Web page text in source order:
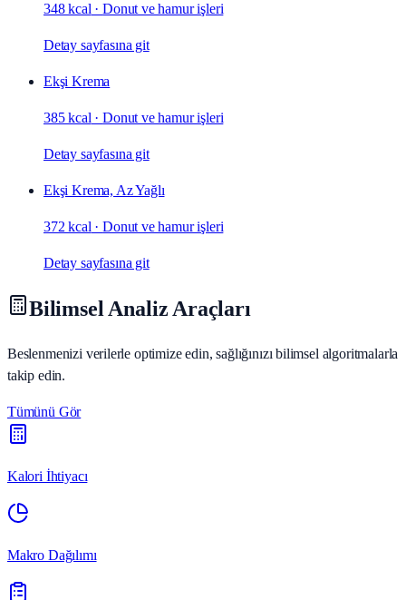
348 kcal ·Donut ve hamur işleri
Detay sayfasına git
Ekşi Krema
385 kcal ·Donut ve hamur işleri
Detay sayfasına git
Ekşi Krema, Az Yağlı
372 kcal ·Donut ve hamur işleri
Detay sayfasına git
Bilimsel Analiz Araçları
Beslenmenizi verilerle optimize edin, sağlığınızı bilimsel algoritmalarla
takip edin.
Tümünü Gör
Kalori İhtiyacı
Makro Dağılımı